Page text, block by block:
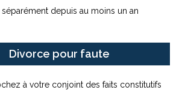
depuis au moins un an
Divorce pour faute
à votre conjoint des faits constitutifs